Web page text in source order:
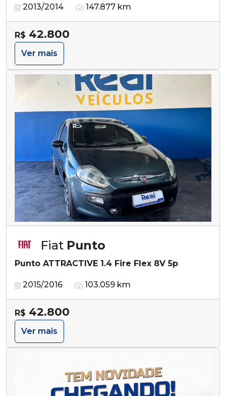
2013/2014 147.877 km
R$ 42.800
Ver mais
Fiat Punto
Punto ATTRACTIVE 1.4 Fire Flex 8V 5p
2015/2016 103.059 km
R$ 42.800
Ver mais